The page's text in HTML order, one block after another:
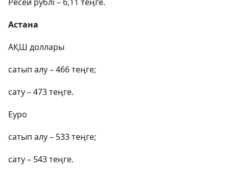
Астана
АҚШ доллары
сатып алу – 466 теңге;
сату – 473 теңге.
Еуро
сатып алу – 533 теңге;
сату – 543 теңге.